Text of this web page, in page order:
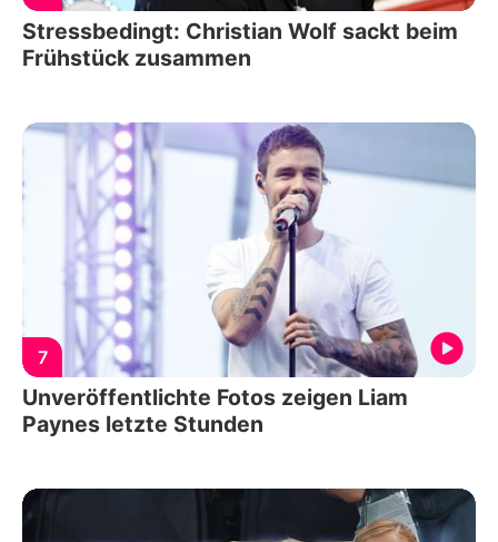
Stressbedingt: Christian Wolf sackt beim
Frühstück zusammen
7
Unveröffentlichte Fotos zeigen Liam
Paynes letzte Stunden